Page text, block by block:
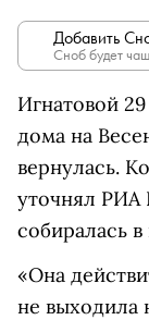
Добавить
Сноб будет
Игнатовой
дома на
вернулась.
уточнял РИА
собиралась в
«Она
не выходила